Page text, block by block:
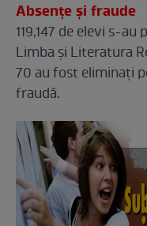
Absenţe şi fraude
119,147 de elevi s-
Limba şi Literatura
70 au fost eliminaţi
fraudă.